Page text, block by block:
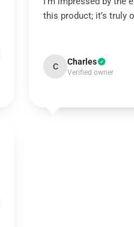
this product; it’s truly
C Charles
Verified owner